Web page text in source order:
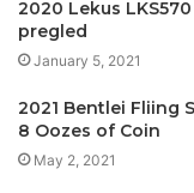
2020 Lekus LKS570
pregled
January 5, 2021
2021 Bentlei Fliing
8 Oozes of Coin
May 2, 2021